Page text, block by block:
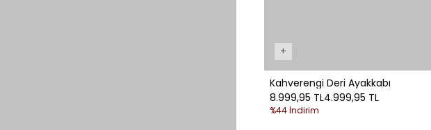
+
Kahverengi Deri Ayakkabı
8.999,95 TL4.999,95 TL
%44 İndirim